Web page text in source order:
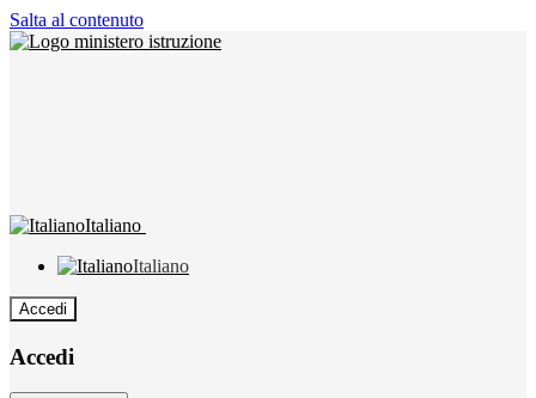
Salta al contenuto
Italiano
Italiano
Accedi
Accedi